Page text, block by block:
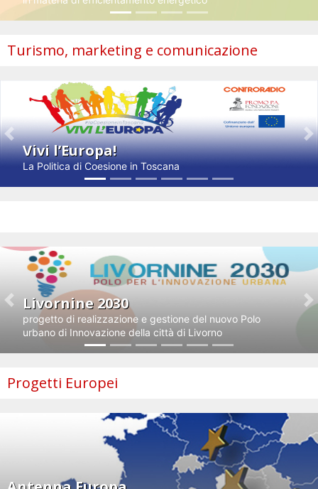
Turismo, marketing e comunicazione
Vivi l’Europa!
La Politica di Coesione in Toscana
Previous
Livornine 2030
progetto di realizzazione e gestione del nuovo Polo
urbano di Innovazione della città di Livorno
Previous
Progetti Europei